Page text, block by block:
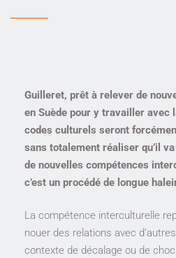
Guilleret, prêt à relever de
en Suède pour y travailler avec
codes culturels seront
sans totalement réaliser qu’il
de nouvelles compétences
c’est un procédé de longue
La compétence interculturelle
nouer des relations avec
contexte de décalage ou de